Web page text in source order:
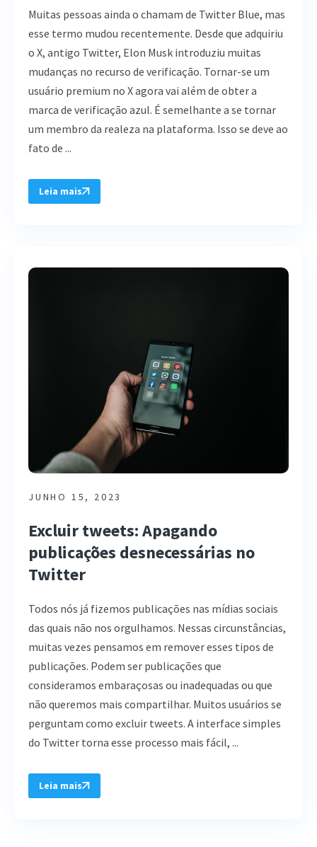
Muitas pessoas ainda o chamam de Twitter Blue, mas
esse termo mudou recentemente. Desde que adquiriu
o X, antigo Twitter, Elon Musk introduziu muitas
mudanças no recurso de verificação. Tornar-se um
usuário premium no X agora vai além de obter a
marca de verificação azul. É semelhante a se tornar
um membro da realeza na plataforma. Isso se deve ao
fato de ...
Leia mais
JUNHO 15, 2023
Excluir tweets: Apagando
publicações desnecessárias no
Twitter
Todos nós já fizemos publicações nas mídias sociais
das quais não nos orgulhamos. Nessas circunstâncias,
muitas vezes pensamos em remover esses tipos de
publicações. Podem ser publicações que
consideramos embaraçosas ou inadequadas ou que
não queremos mais compartilhar. Muitos usuários se
perguntam como excluir tweets. A interface simples
do Twitter torna esse processo mais fácil, ...
Leia mais